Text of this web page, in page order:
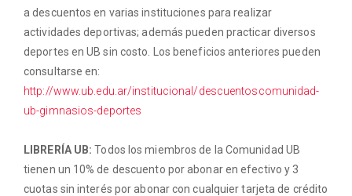
a descuentos en varias instituciones para realizar
actividades deportivas; además pueden practicar diversos
deportes en UB sin costo. Los beneficios anteriores pueden
consultarse en:
http://www.ub.edu.ar/institucional/descuentoscomunidad-
ub-gimnasios-deportes
LIBRERÍA UB:Todos los miembros de la Comunidad UB
tienen un 10% de descuento por abonar en efectivo y 3
cuotas sin interés por abonar con cualquier tarjeta de crédito